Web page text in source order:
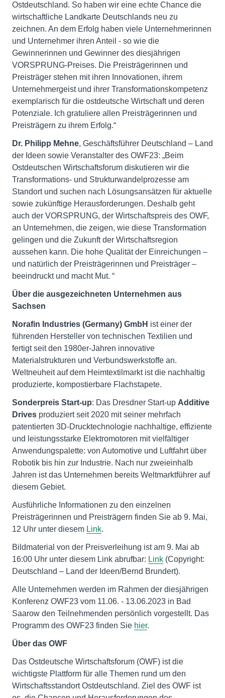
Ostdeutschland. So haben wir eine echte Chance die
wirtschaftliche Landkarte Deutschlands neu zu
zeichnen. An dem Erfolg haben viele Unternehmerinnen
und Unternehmer ihren Anteil - so wie die
Gewinnerinnen und Gewinner des diesjährigen
VORSPRUNG-Preises. Die Preisträgerinnen und
Preisträger stehen mit ihren Innovationen, ihrem
Unternehmergeist und ihrer Transformationskompetenz
exemplarisch für die ostdeutsche Wirtschaft und deren
Potenziale. Ich gratuliere allen Preisträgerinnen und
Preisträgern zu ihrem Erfolg.“
Dr. Philipp Mehne, Geschäftsführer Deutschland – Land
der Ideen sowie Veranstalter des OWF23: „Beim
Ostdeutschen Wirtschaftsforum diskutieren wir die
Transformations- und Strukturwandelprozesse am
Standort und suchen nach Lösungsansätzen für aktuelle
sowie zukünftige Herausforderungen. Deshalb geht
auch der VORSPRUNG, der Wirtschaftspreis des OWF,
an Unternehmen, die zeigen, wie diese Transformation
gelingen und die Zukunft der Wirtschaftsregion
aussehen kann. Die hohe Qualität der Einreichungen –
und natürlich der Preisträgerinnen und Preisträger –
beeindruckt und macht Mut. “
Über die ausgezeichneten Unternehmen aus
Sachsen
Norafin Industries (Germany) GmbH ist einer der
führenden Hersteller von technischen Textilien und
fertigt seit den 1980er-Jahren innovative
Materialstrukturen und Verbundswerkstoffe an.
Weltneuheit auf dem Heimtextilmarkt ist die nachhaltig
produzierte, kompostierbare Flachstapete.
Sonderpreis Start-up: Das Dresdner Start-up Additive
Drives produziert seit 2020 mit seiner mehrfach
patentierten 3D-Drucktechnologie nachhaltige, effiziente
und leistungsstarke Elektromotoren mit vielfältiger
Anwendungspalette: von Automotive und Luftfahrt über
Robotik bis hin zur Industrie. Nach nur zweieinhalb
Jahren ist das Unternehmen bereits Weltmarktführer auf
diesem Gebiet.
Ausführliche Informationen zu den einzelnen
Preisträgerinnen und Preisträgern finden Sie ab 9. Mai,
12 Uhr unter diesem Link.
Bildmaterial von der Preisverleihung ist am 9. Mai ab
16:00 Uhr unter diesem Link abrufbar: Link (Copyright:
Deutschland – Land der Ideen/Bernd Brundert).
Alle Unternehmen werden im Rahmen der diesjährigen
Konferenz OWF23 vom 11.06. - 13.06.2023 in Bad
Saarow den Teilnehmenden persönlich vorgestellt. Das
Programm des OWF23 finden Sie hier.
Über das OWF
Das Ostdeutsche Wirtschaftsforum (OWF) ist die
wichtigste Plattform für alle Themen rund um den
Wirtschaftsstandort Ostdeutschland. Ziel des OWF ist